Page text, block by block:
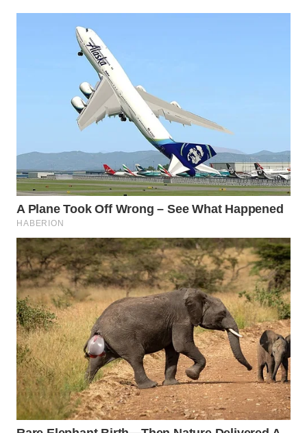
WAHANANEWS
WAHANANEWS
WAHANA
SPORT
WAHANA
UMKM
WAHANA
SELEB
WAHANA
PERSONA
WAHANA
OTOMOTIF